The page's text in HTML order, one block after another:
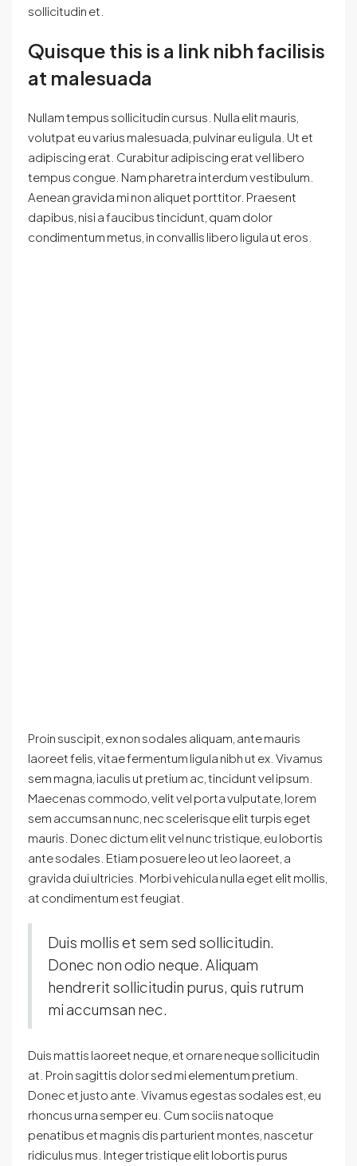
sollicitudin et.
Quisque this is a link nibh facilisis
at malesuada
Nullam tempus sollicitudin cursus. Nulla elit mauris,
volutpat eu varius malesuada, pulvinar eu ligula. Ut et
adipiscing erat. Curabitur adipiscing erat vel libero
tempus congue. Nam pharetra interdum vestibulum.
Aenean gravida mi non aliquet porttitor. Praesent
dapibus, nisi a faucibus tincidunt, quam dolor
condimentum metus, in convallis libero ligula ut eros.
Proin suscipit, ex non sodales aliquam, ante mauris
laoreet felis, vitae fermentum ligula nibh ut ex. Vivamus
sem magna, iaculis ut pretium ac, tincidunt vel ipsum.
Maecenas commodo, velit vel porta vulputate, lorem
sem accumsan nunc, nec scelerisque elit turpis eget
mauris. Donec dictum elit vel nunc tristique, eu lobortis
ante sodales. Etiam posuere leo ut leo laoreet, a
gravida dui ultricies. Morbi vehicula nulla eget elit mollis,
at condimentum est feugiat.
Duis mollis et sem sed sollicitudin.
Donec non odio neque. Aliquam
hendrerit sollicitudin purus, quis rutrum
mi accumsan nec.
Duis mattis laoreet neque, et ornare neque sollicitudin
at. Proin sagittis dolor sed mi elementum pretium.
Donec et justo ante. Vivamus egestas sodales est, eu
rhoncus urna semper eu. Cum sociis natoque
penatibus et magnis dis parturient montes, nascetur
ridiculus mus. Integer tristique elit lobortis purus